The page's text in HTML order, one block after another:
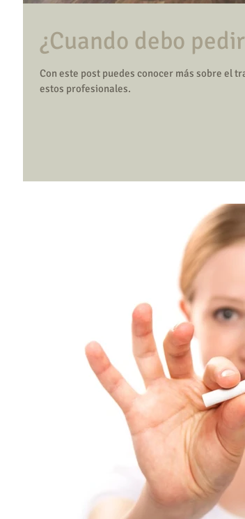
Con este post puedes conocer más sobre el
estos profesionales.